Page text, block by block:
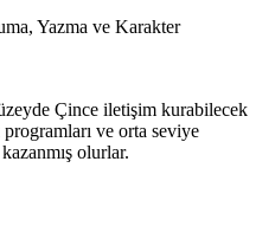
Yazma ve Karakter
Çince iletişim kurabilecek
ve orta seviye
olurlar.